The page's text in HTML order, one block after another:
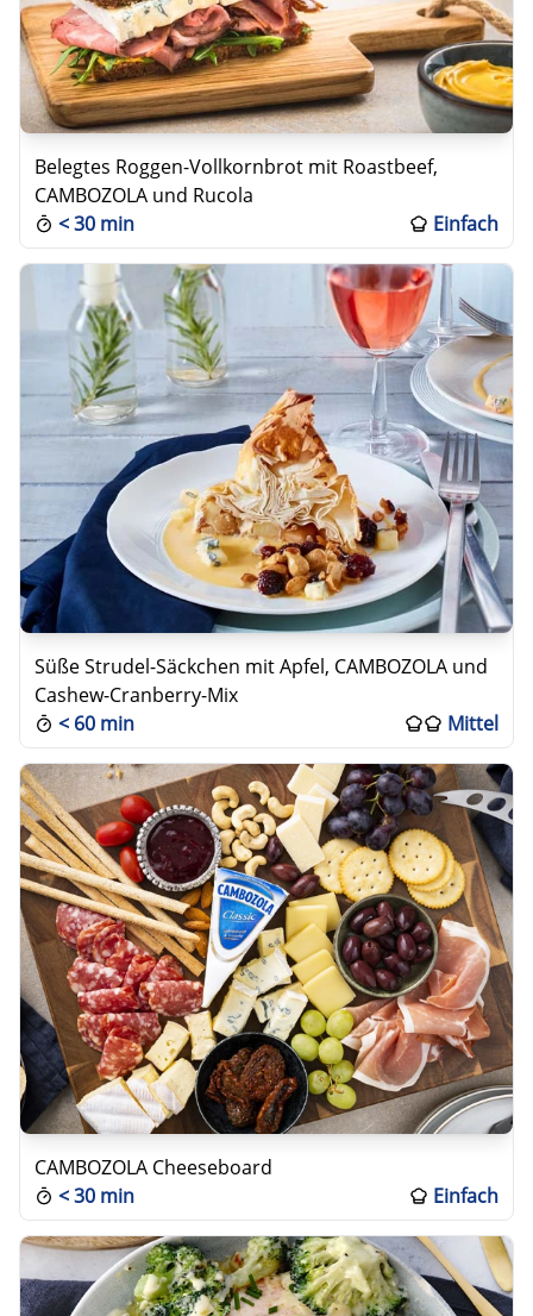
Belegtes Roggen-Vollkornbrot mit Roastbeef,
CAMBOZOLA und Rucola
<30 min Einfach
Süße Strudel-Säckchen mit Apfel, CAMBOZOLA und
Cashew-Cranberry-Mix
< 60 min Mittel
CAMBOZOLA Cheeseboard
<30 min Einfach